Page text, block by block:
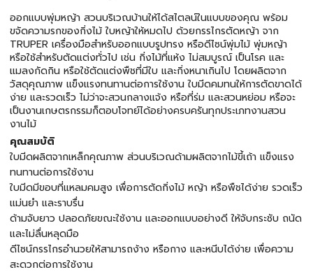
ออกแบบพุ่มหญ้า สวนบริเวณบ้านให้ได้สไตลน์ในแบบของคุณ พร้อม
ขจัดความรกของกิ่งไม้ ใบหญ้าให้หมดไป ด้วยกรรไกรตัดหญ้า จาก
TRUPER เครื่องมือสำหรับออกแบบรูปทรง หรือดีไซน์พุ่มไม้ พุ่มหญ้า
หรือใช้สำหรับตัดแต่งทั่วไป เช่น กิ่งไม้ที่แห้ง ไม่สมบูรณ์ เป็นโรค และ
แมลงกัดกิน หรือใช้ตัดแต่งพืชที่มีใบ และกิ่งหนาเกินไป โดยผลิตจาก
วัสดุคุณภาพ แข็งแรงทนทานต่อการใช้งาน ใบมีดคมทนให้การตัดขาดได้
ง่าย และรวดเร็ว ไม่ว่าจะสวนกลางแจ้ง หรือที่ร่ม และสวนหย่อม หรือจะ
เป็นงานเกษตรกรรมก็ตอบโจทย์ได้อย่างครบครันทุกประเภทงานสวน
งานไม้
คุณสมบัติ
ใบมีดผลิตจากเหล็กคุณภาพ ส่วนบริเวณด้ามผลิตจากไม้ขี้เถ้า แข็งแรง
ทนทานต่อการใช้งาน
ใบมีดมีขอบที่แหลมคมสูง เพื่อการตัดกิ่งไม้ หญ้า หรือพืชได้ง่าย รวดเร็ว
แม่นยำ และราบรื่น
ด้ามจับยาว ปลอดภัยขณะใช้งาน และออกแบบอย่างดี ให้จับกระชับ ถนัด
และไม่ลื่นหลุดมือ
ดีไซน์กรรไกรอำนวยให้สามารถง้าง หรือกาง และหนีบได้ง่าย เพื่อความ
สะดวกต่อการใช้งาน